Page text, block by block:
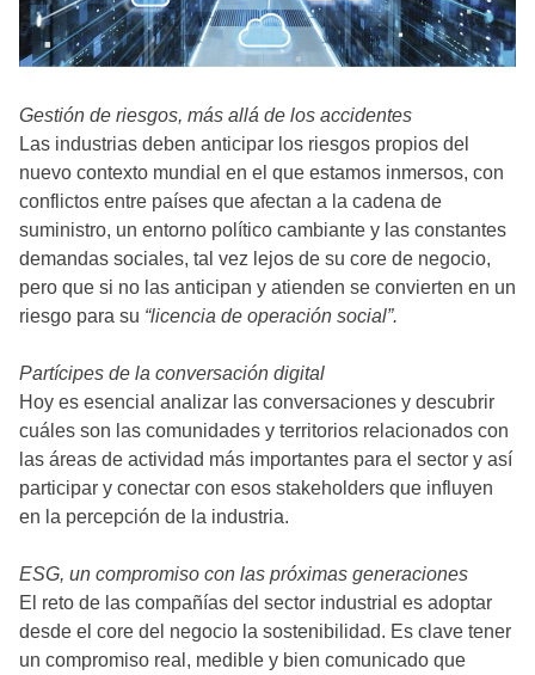
Gestión de riesgos, más allá de los accidentes
Las industrias deben anticipar los riesgos propios del
nuevo contexto mundial en el que estamos inmersos, con
conflictos entre países que afectan a la cadena de
suministro, un entorno político cambiante y las constantes
demandas sociales, tal vez lejos de su core de negocio,
pero que si no las anticipan y atienden se convierten en un
riesgo para su “licencia de operación social”.
Partícipes de la conversación digital
Hoy es esencial analizar las conversaciones y descubrir
cuáles son las comunidades y territorios relacionados con
las áreas de actividad más importantes para el sector y así
participar y conectar con esos stakeholders que influyen
en la percepción de la industria.
ESG, un compromiso con las próximas generaciones
El reto de las compañías del sector industrial es adoptar
desde el core del negocio la sostenibilidad. Es clave tener
un compromiso real, medible y bien comunicado que